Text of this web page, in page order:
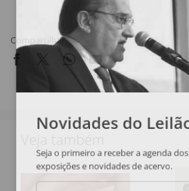
Compartilhar
Veja também
Novidades do
Seja o primeiro a receber a agenda
exposições e novidades de acervo.